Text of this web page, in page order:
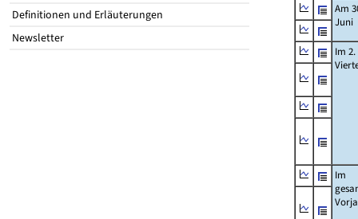
Definitionen und Erläuterungen
Newsletter
Am
Juni
Im 2.
Im